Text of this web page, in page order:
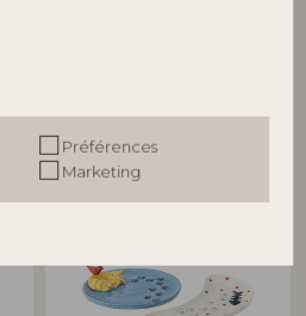
Préférences
Marketing